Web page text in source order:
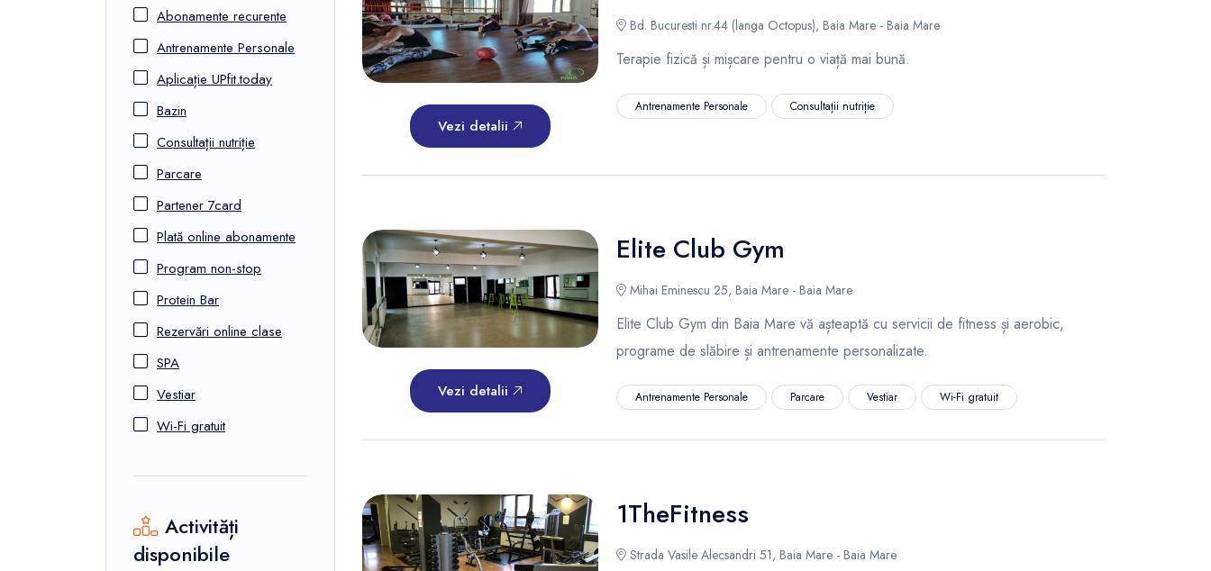
Abonamente recurente
Antrenamente Personale
Aplicație UPfit.today
Bazin
Consultații nutriție
Parcare
Partener 7card
Plată online abonamente
Program non-stop
Protein Bar
Rezervări online clase
SPA
Vestiar
Wi-Fi gratuit
Activități
disponibile
Vezi detalii
Bd. Bucuresti nr.44 (langa Octopus), Baia Mare - Baia Mare
Terapie fizică și mișcare pentru o viață mai bună.
Antrenamente Personale Consultații nutriție
Vezi detalii
Elite Club Gym
Mihai Eminescu 25, Baia Mare - Baia Mare
Elite Club Gym din Baia Mare vă așteaptă cu servicii de fitness și aerobic,
programe de slăbire și antrenamente personalizate.
Antrenamente Personale Parcare Vestiar Wi-Fi gratuit
1TheFitness
Strada Vasile Alecsandri 51, Baia Mare - Baia Mare